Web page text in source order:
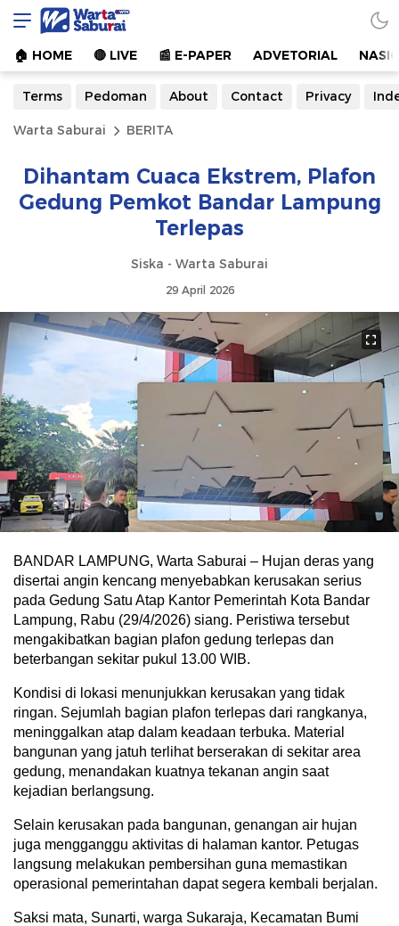
Warta Saburai
Sumber Informasi Terkini
🏠︎ HOME 🔴 LIVE 📰 E-PAPER ADVETORIAL
Terms Pedoman About Contact Privacy
Warta Saburai BERITA
Dihantam Cuaca Ekstrem, Plafon
Gedung Pemkot Bandar Lampung
Terlepas
Siska - Warta Saburai
29 April 2026
BANDAR LAMPUNG, Warta Saburai – Hujan deras yang
disertai angin kencang menyebabkan kerusakan serius
pada Gedung Satu Atap Kantor Pemerintah Kota Bandar
Lampung, Rabu (29/4/2026) siang. Peristiwa tersebut
mengakibatkan bagian plafon gedung terlepas dan
beterbangan sekitar pukul 13.00 WIB.
Kondisi di lokasi menunjukkan kerusakan yang tidak
ringan. Sejumlah bagian plafon terlepas dari rangkanya,
meninggalkan atap dalam keadaan terbuka. Material
bangunan yang jatuh terlihat berserakan di sekitar area
gedung, menandakan kuatnya tekanan angin saat
kejadian berlangsung.
Selain kerusakan pada bangunan, genangan air hujan
juga mengganggu aktivitas di halaman kantor. Petugas
langsung melakukan pembersihan guna memastikan
operasional pemerintahan dapat segera kembali berjalan.
Saksi mata, Sunarti, warga Sukaraja, Kecamatan Bumi